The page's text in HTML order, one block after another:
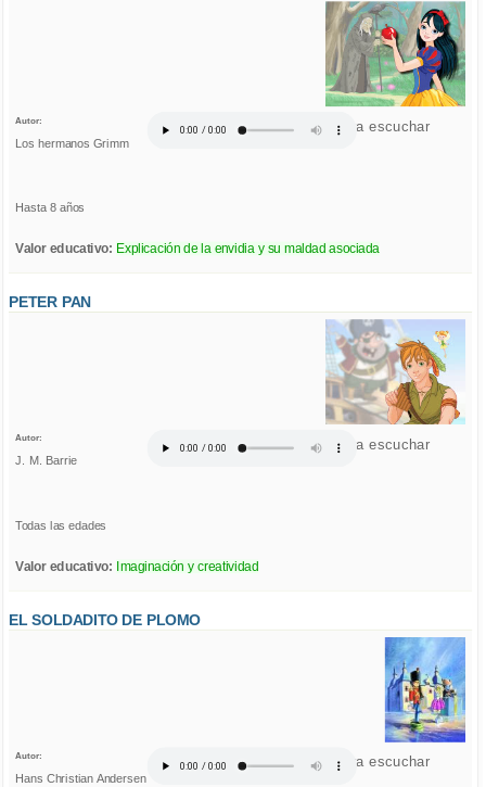
Click para escuchar
Autor:
Los hermanos Grimm
Hasta 8 años
Valor educativo: Explicación de la envidia y su maldad asociada
PETER PAN
Click para escuchar
Autor:
J. M. Barrie
Todas las edades
Valor educativo: Imaginación y creatividad
EL SOLDADITO DE PLOMO
Click para escuchar
Autor:
Hans Christian Andersen